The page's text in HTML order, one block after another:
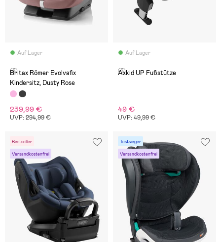
Auf Lager
(3)
Britax Römer Evolvafix
Kindersitz, Dusty Rose
239,99 €
UVP: 294,99 €
Auf Lager
(3)
Axkid UP Fußstütze
49 €
UVP: 49,99 €
Bestseller
Versandkostenfrei
Testsieger
Versandkostenfrei